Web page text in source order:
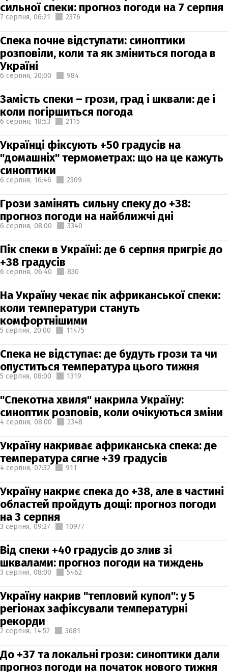
сильної спеки: прогноз погоди на 7 серпня
7 серпня, 06:21 2376
Спека почне відступати: синоптики
розповіли, коли та як зміниться погода в
Україні
6 серпня, 20:00 984
Замість спеки – грози, град і шквали: де і
коли погіршиться погода
6 серпня, 18:53 2115
Українці фіксують +50 градусів на
"домашніх" термометрах: що на це кажуть
синоптики
6 серпня, 16:46 2309
Грози замінять сильну спеку до +38:
прогноз погоди на найближчі дні
6 серпня, 08:00 3340
Пік спеки в Україні: де 6 серпня пригріє до
+38 градусів
6 серпня, 06:40 830
На Україну чекає пік африканської спеки:
коли температури стануть
комфортнішими
5 серпня, 20:00 11475
Спека не відступає: де будуть грози та чи
опуститься температура цього тижня
5 серпня, 08:00 1319
"Спекотна хвиля" накрила Україну:
синоптик розповів, коли очікуються зміни
4 серпня, 08:00 2348
Україну накриває африканська спека: де
температура сягне +39 градусів
4 серпня, 07:32 911
Україну накриє спека до +38, але в частині
областей пройдуть дощі: прогноз погоди
на 3 серпня
3 серпня, 09:27 10977
Від спеки +40 градусів до злив зі
шквалами: прогноз погоди на тиждень
3 серпня, 08:00 5462
Україну накрив "тепловий купол": у 5
регіонах зафіксували температурні
рекорди
2 серпня, 14:52 3681
До +37 та локальні грози: синоптики дали
прогноз погоди на початок нового тижня